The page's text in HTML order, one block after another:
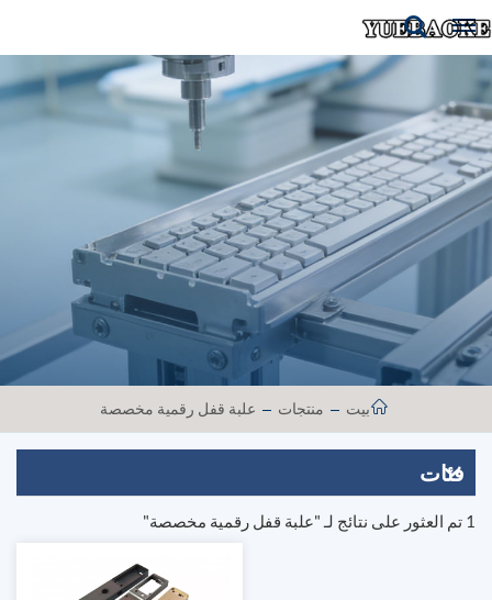
بيت منتجات علبة قفل رقمية مخصصة
فئات
1 تم العثور على نتائج لـ "علبة قفل رقمية مخصصة"